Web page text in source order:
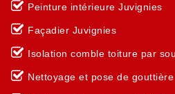
Peinture intérieure Juvignies
Façadier Juvignies
Isolation comble toiture par
Nettoyage et pose de